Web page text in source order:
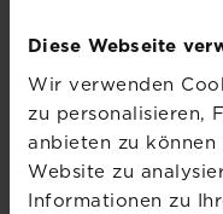
Diese Webseite
Wir verwenden
zu personalisieren,
anbieten zu
Website zu
Informationen zu
Anlage eines
Rasenpflege mag für
Jetzt ansehen